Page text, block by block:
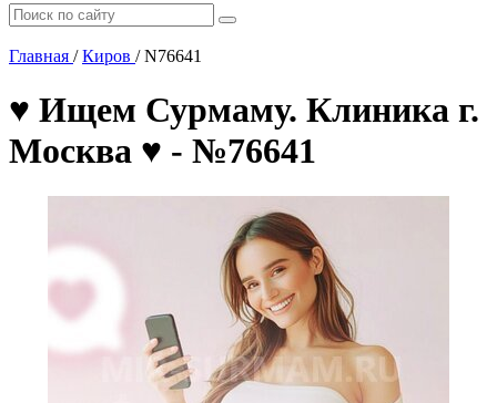
Главная / Киров /N76641
♥️ Ищем Сурмаму. Клиника г.
Москва ♥️ - №76641